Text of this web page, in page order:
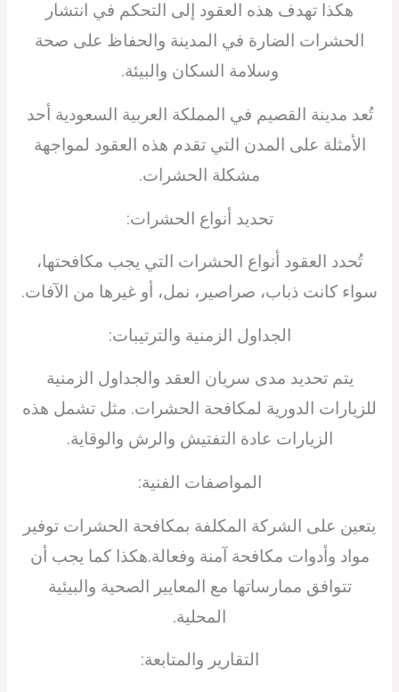
هكذا تهدف هذه العقود إلى التحكم في انتشار
الحشرات الضارة في المدينة والحفاظ على صحة
وسلامة السكان والبيئة.
تُعد مدينة القصيم في المملكة العربية السعودية أحد
الأمثلة على المدن التي تقدم هذه العقود لمواجهة
مشكلة الحشرات.
تحديد أنواع الحشرات:
تُحدد العقود أنواع الحشرات التي يجب مكافحتها،
سواء كانت ذباب، صراصير، نمل، أو غيرها من الآفات.
الجداول الزمنية والترتيبات:
يتم تحديد مدى سريان العقد والجداول الزمنية
للزيارات الدورية لمكافحة الحشرات. مثل تشمل هذه
الزيارات عادة التفتيش والرش والوقاية.
المواصفات الفنية:
يتعين على الشركة المكلفة بمكافحة الحشرات توفير
مواد وأدوات مكافحة آمنة وفعالة.هكذا كما يجب أن
تتوافق ممارساتها مع المعايير الصحية والبيئية
المحلية.
التقارير والمتابعة: